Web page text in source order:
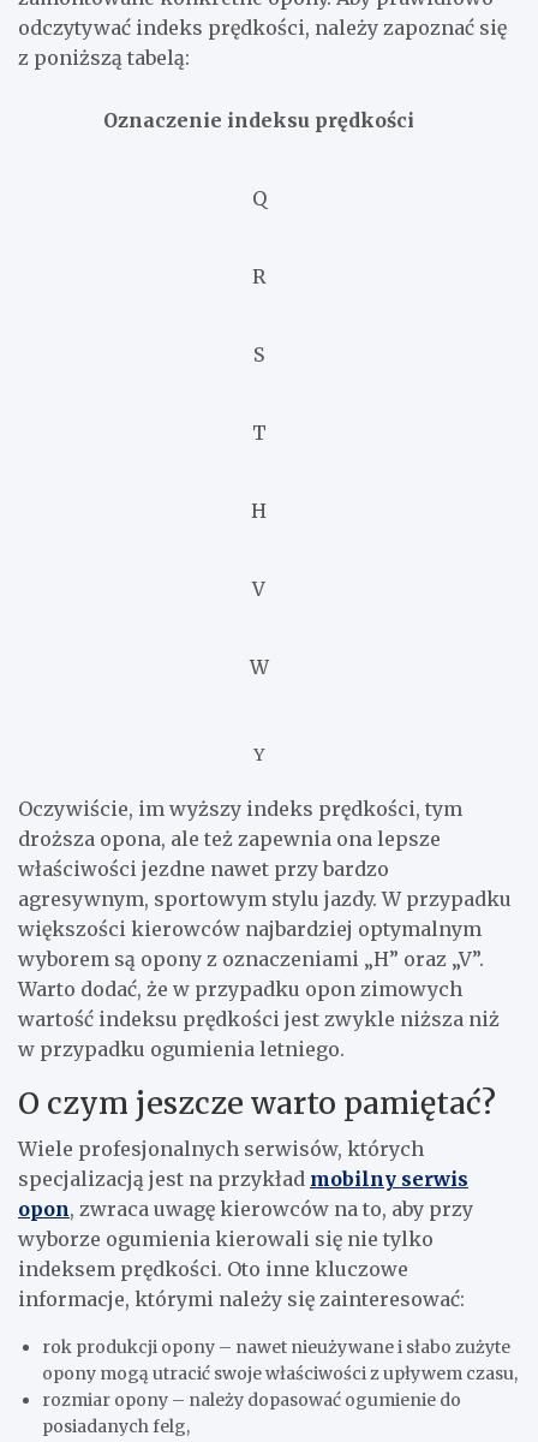
odczytywać indeks prędkości, należy zapoznać się
z poniższą tabelą:
Oznaczenie indeksu prędkości
Q
R
S
T
H
V
W
Y
Oczywiście, im wyższy indeks prędkości, tym
droższa opona, ale też zapewnia ona lepsze
właściwości jezdne nawet przy bardzo
agresywnym, sportowym stylu jazdy. W przypadku
większości kierowców najbardziej optymalnym
wyborem są opony z oznaczeniami „H” oraz „V”.
Warto dodać, że w przypadku opon zimowych
wartość indeksu prędkości jest zwykle niższa niż
w przypadku ogumienia letniego.
O czym jeszcze warto pamiętać?
Wiele profesjonalnych serwisów, których
specjalizacją jest na przykład mobilny serwis
opon, zwraca uwagę kierowców na to, aby przy
wyborze ogumienia kierowali się nie tylko
indeksem prędkości. Oto inne kluczowe
informacje, którymi należy się zainteresować:
rok produkcji opony – nawet nieużywane i słabo zużyte
opony mogą utracić swoje właściwości z upływem czasu,
rozmiar opony – należy dopasować ogumienie do
posiadanych felg,